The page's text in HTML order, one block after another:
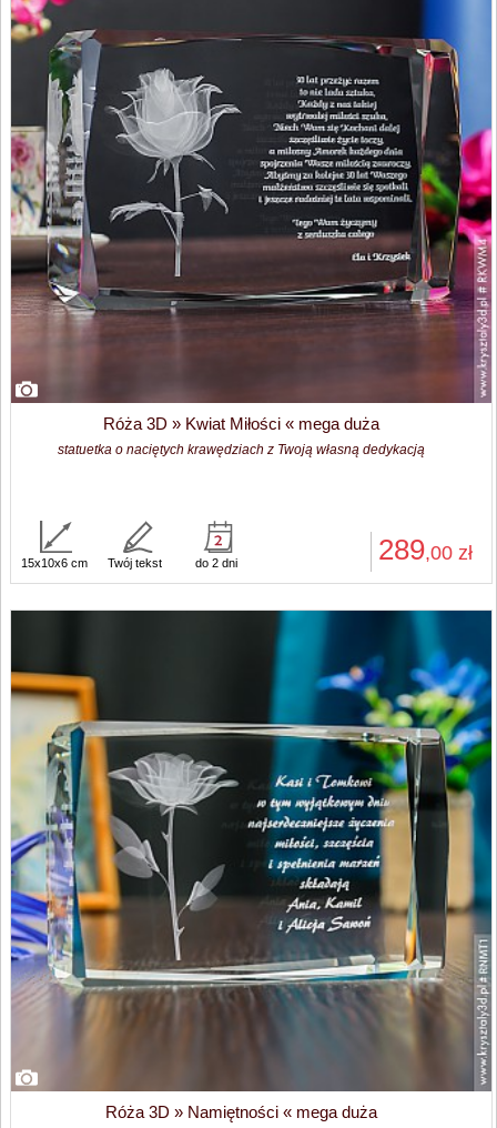
Róża 3D » Kwiat Miłości « mega duża
statuetka o naciętych krawędziach z Twoją własną dedykacją
289,00 zł
15x10x6 cm Twój tekst do 2 dni
Róża 3D » Namiętności « mega duża